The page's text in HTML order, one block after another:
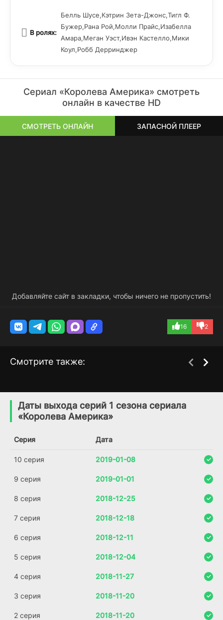
В ролях:
Белль Шусе,Кэтрин Зета-Джонс,Тигл Ф.
Бужер,Рана Рой,Молли Прайс,Изабелла
Амара,Меган Уэст,Ивэн Кастелло,Мики
Коул,Робб Дерринджер
Сериал «Королева Америка» смотреть
онлайн в качестве HD
СМОТРЕТЬ ОНЛАЙН ЗАПАСНОЙ ПЛЕЕР
Добавляйте сайт в закладки, чтобы ничего не пропустить!
16 2
Смотрите также:
(2018)
Даты выхода серий 1 сезона сериала
«Королева Америка»
Серия Дата
10 серия 2019-01-08
9 серия 2019-01-01
8 серия 2018-12-25
7 серия 2018-12-18
6 серия 2018-12-11
5 серия 2018-12-04
4 серия 2018-11-27
3 серия 2018-11-20
2 серия 2018-11-20